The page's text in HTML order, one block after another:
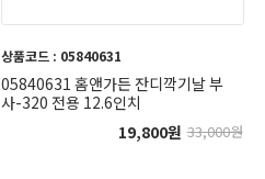
상품코드 : 05840631
05840631 홈앤가든 잔디깍기날 부
사-320 전용 12.6인치
19,800원 33,000원